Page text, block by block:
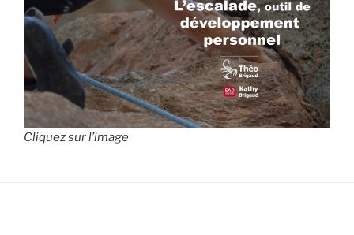
Cliquez sur l’image